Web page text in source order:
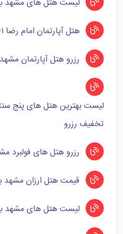
لیست هتل های مشهد با سلف
هتل آپارتمان امام رضا ۱+امام رضا 2+3+5+8+18
رزرو هتل آپارتمان
تخفیف رزرو
رزرو هتل های فولبرد مشهد
قیمت هتل ارزان مشهد با
لیست هتل های مشهد با